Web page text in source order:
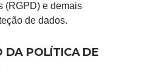
(RGPD) e demais
de dados.
DA POLÍTICA DE